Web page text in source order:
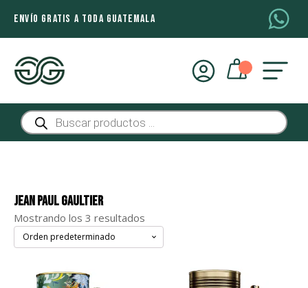
ENVÍO GRATIS A TODA GUATEMALA
Búsqueda
de
productos
Jean Paul Gaultier
Mostrando los 3 resultados